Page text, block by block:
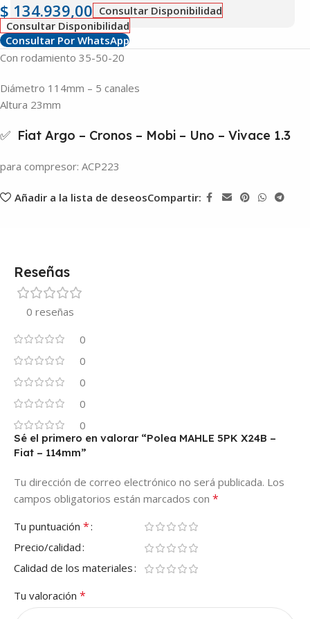
$ 134.939,00 Consultar Disponibilidad
Consultar Disponibilidad
Consultar Por WhatsApp
Con rodamiento 35-50-20
Diámetro 114mm – 5 canales
Altura 23mm
✅ Fiat Argo – Cronos – Mobi – Uno – Vivace 1.3
para compresor: ACP223
Añadir a la lista de deseosCompartir:
Reseñas
0 reseñas
0
0
0
0
0
Sé el primero en valorar “Polea MAHLE 5PK X24B –
Fiat – 114mm”
Tu dirección de correo electrónico no será publicada. Los
campos obligatorios están marcados con *
Tu puntuación *
Precio/calidad
Calidad de los materiales
Tu valoración *